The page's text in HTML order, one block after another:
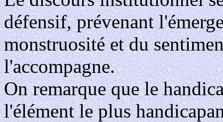
défensif, prévenant
monstruosité et du
l'accompagne.
On remarque que le
l'élément le plus